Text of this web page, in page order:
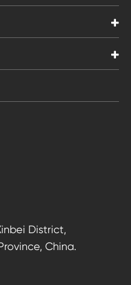
District,
China.